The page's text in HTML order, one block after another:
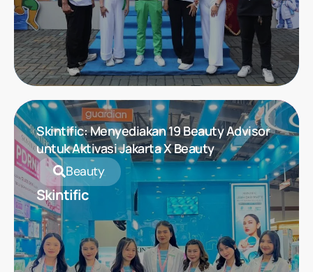
Skintific: Menyediakan 19 Beauty Advisor
untuk Aktivasi Jakarta X Beauty
Beauty
Skintific